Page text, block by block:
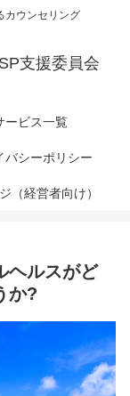
カウンセリング
支援委員会
ービス一覧
バシーポリシー
（経営者向け）
ヘルスがど
か?